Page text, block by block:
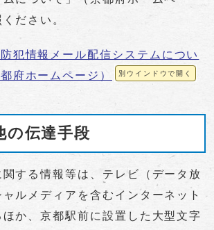
ださい。
防犯情報メール配信システムについ
府ホームページ）
別ウインドウで開く
伝達手段
する情報等は、テレビ（データ放
ルメディアを含むインターネット
か、京都駅前に設置した大型文字